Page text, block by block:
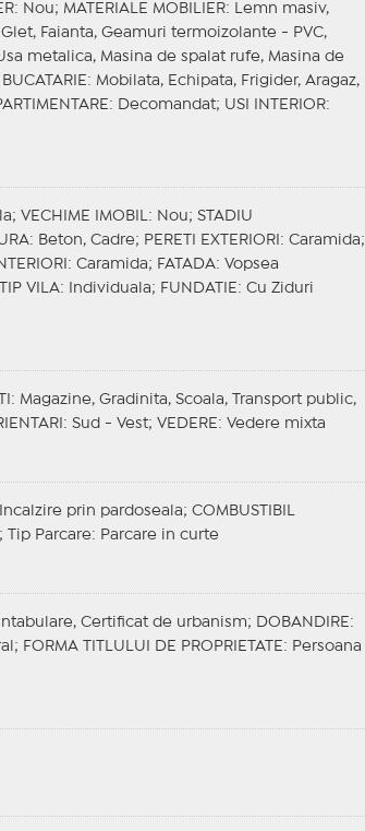
: Nou; MATERIALE MOBILIER: Lemn masiv,
Faianta, Geamuri termoizolante - PVC,
metalica, Masina de spalat rufe, Masina de
BUCATARIE : Mobilata, Echipata, Frigider, Aragaz,
: Decomandat; USI INTERIOR:
VECHIME IMOBIL : Nou; STADIU
: Beton, Cadre; PERETI EXTERIORI : Caramida;
: Caramida; FATADA: Vopsea
TIP VILA: Individuala; FUNDATIE : Cu Ziduri
: Magazine, Gradinita, Scoala, Transport public,
: Sud - Vest; VEDERE : Vedere mixta
prin pardoseala; COMBUSTIBIL
Tip Parcare: Parcare in curte
Certificat de urbanism; DOBANDIRE :
FORMA TITLULUI DE PROPRIETATE : Persoana